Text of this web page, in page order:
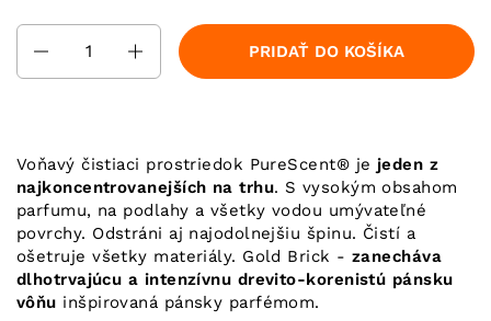
PRIDAŤ DO KOŠÍKA
Voňavý čistiaci prostriedok PureScent®️ je jeden z
najkoncentrovanejších na trhu. S vysokým obsahom
parfumu, na podlahy a všetky vodou umývateľné
povrchy. Odstráni aj najodolnejšiu špinu. Čistí a
ošetruje všetky materiály. Gold Brick -zanecháva
dlhotrvajúcu a intenzívnu drevito-korenistú pánsku
vôňu inšpirovaná pánsky parfémom.